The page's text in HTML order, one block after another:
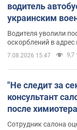
водитель
украинским
Водителя уволили
оскорблений в
7.08.2026 15:47 9,7
"Не следит за
консультант
после
Сотрудник салона